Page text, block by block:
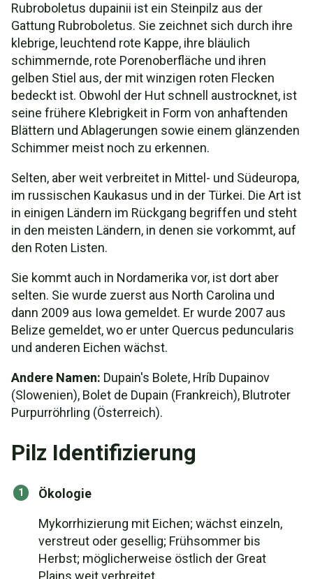
Rubroboletus dupainii ist ein Steinpilz aus der
Gattung Rubroboletus. Sie zeichnet sich durch ihre
klebrige, leuchtend rote Kappe, ihre bläulich
schimmernde, rote Porenoberfläche und ihren
gelben Stiel aus, der mit winzigen roten Flecken
bedeckt ist. Obwohl der Hut schnell austrocknet, ist
seine frühere Klebrigkeit in Form von anhaftenden
Blättern und Ablagerungen sowie einem glänzenden
Schimmer meist noch zu erkennen.
Selten, aber weit verbreitet in Mittel- und Südeuropa,
im russischen Kaukasus und in der Türkei. Die Art ist
in einigen Ländern im Rückgang begriffen und steht
in den meisten Ländern, in denen sie vorkommt, auf
den Roten Listen.
Sie kommt auch in Nordamerika vor, ist dort aber
selten. Sie wurde zuerst aus North Carolina und
dann 2009 aus Iowa gemeldet. Er wurde 2007 aus
Belize gemeldet, wo er unter Quercus peduncularis
und anderen Eichen wächst.
Andere Namen: Dupain's Bolete, Hríb Dupainov
(Slowenien), Bolet de Dupain (Frankreich), Blutroter
Purpurröhrling (Österreich).
Pilz Identifizierung
Ökologie
Mykorrhizierung mit Eichen; wächst einzeln,
verstreut oder gesellig; Frühsommer bis
Herbst; möglicherweise östlich der Great
Plains weit verbreitet.